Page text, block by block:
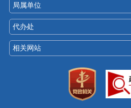
局属单位
代办处
相关网站